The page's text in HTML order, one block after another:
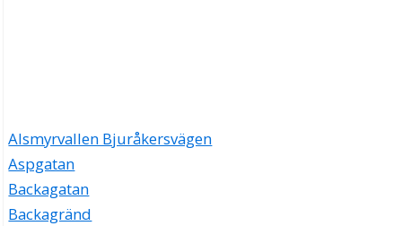
Alsmyrvallen Bjuråkersvägen
Aspgatan
Backagatan
Backagränd